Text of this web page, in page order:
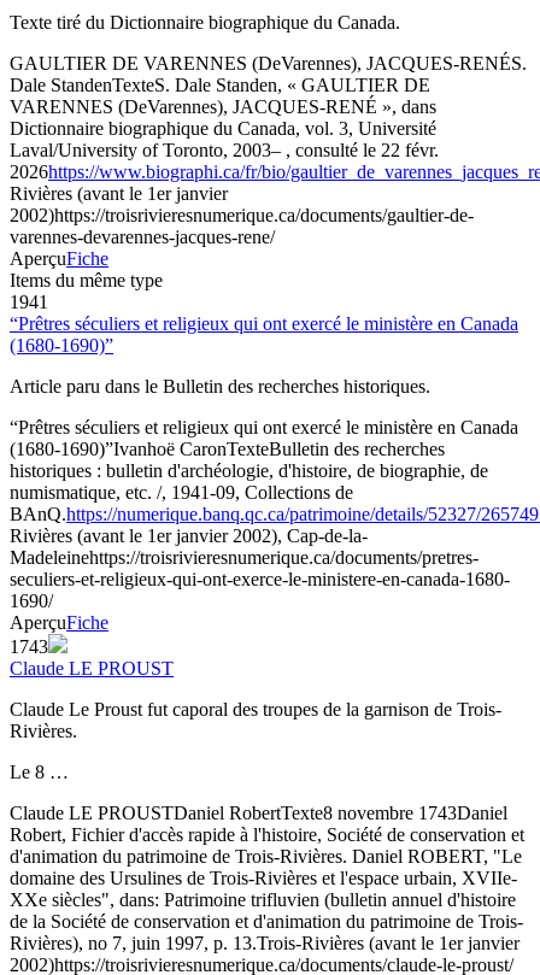
Texte tiré du Dictionnaire biographique du Canada.
GAULTIER DE VARENNES (DeVarennes), JACQUES-RENÉS.
Dale StandenTexteS. Dale Standen, « GAULTIER DE
VARENNES (DeVarennes), JACQUES-RENÉ », dans
Dictionnaire biographique du Canada, vol. 3, Université
Laval/University of Toronto, 2003– , consulté le 22 févr.
2026https://www.biographi.ca/fr/bio/
Rivières (avant le 1er janvier
2002)https://troisrivieresnumerique.ca/documents/gaultier-de-
varennes-devarennes-jacques-rene/
AperçuFiche
Items du même type
1941
“Prêtres séculiers et religieux qui ont exercé le ministère en Canada
(1680-1690)”
Article paru dans le Bulletin des recherches historiques.
“Prêtres séculiers et religieux qui ont exercé le ministère en Canada
(1680-1690)”Ivanhoë CaronTexteBulletin des recherches
historiques : bulletin d'archéologie, d'histoire, de biographie, de
numismatique, etc. /, 1941-09, Collections de
BAnQ.https://numerique.banq.qc.ca/patrimoine/details/52327/
Rivières (avant le 1er janvier 2002), Cap-de-la-
Madeleinehttps://troisrivieresnumerique.ca/documents/pretres-
seculiers-et-religieux-qui-ont-exerce-le-ministere-en-canada-1680-
1690/
AperçuFiche
1743
Claude LE PROUST
Claude Le Proust fut caporal des troupes de la garnison de Trois-
Rivières.
Le 8 …
Claude LE PROUSTDaniel RobertTexte8 novembre 1743Daniel
Robert, Fichier d'accès rapide à l'histoire, Société de conservation et
d'animation du patrimoine de Trois-Rivières. Daniel ROBERT, "Le
domaine des Ursulines de Trois-Rivières et l'espace urbain, XVIIe-
XXe siècles", dans: Patrimoine trifluvien (bulletin annuel d'histoire
de la Société de conservation et d'animation du patrimoine de Trois-
Rivières), no 7, juin 1997, p. 13.Trois-Rivières (avant le 1er janvier
2002)https://troisrivieresnumerique.ca/documents/claude-le-proust/